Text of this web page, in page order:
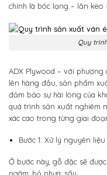
chính là bóc lạng – lăn
Quy
ADX Plywood – với
lên hàng đầu, sản phẩm
đảm bảo sự hài lòng của
quá trình sản xuất nghiêm
xác cao trong từng giai
Bước 1: Xử lý nguyên
Ở bước này, gỗ đặc sẽ
ngâm, bỏ nhựa, sấy,…